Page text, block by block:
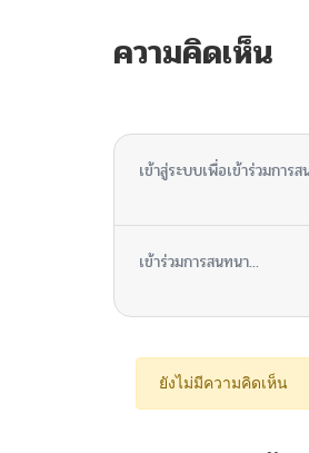
ตอนที่ 33
ตอนที่ 32
ตอนที่ 30
ความคิดเห็น
เข้าสู่ระบบเพื่อเข้าร่วมการ
เข้าร่วมการสนทนา...
ยังไม่มีความคิดเห็น